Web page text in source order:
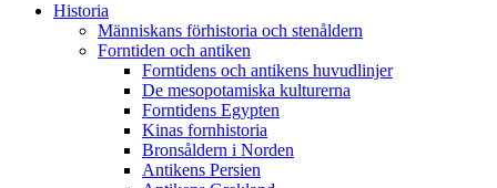
Historia
Människans förhistoria och stenåldern
Forntiden och antiken
Forntidens och antikens huvudlinjer
De mesopotamiska kulturerna
Forntidens Egypten
Kinas fornhistoria
Bronsåldern i Norden
Antikens Persien